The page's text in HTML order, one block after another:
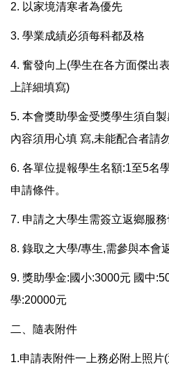
2. 以家境清寒者為優先
3. 學業成績必須每科都及格
4. 奮發向上(學生在各方面傑出
上詳細填寫)
5. 本會獎助學金受獎學生須自
內容須用心填 寫,未能配合者請
6. 各單位提報學生名額:1至5名
申請條件。
7. 申請之大學生需簽立返鄉服
8. 錄取之大學/專生,需參與本會
9. 獎助學金:國小:3000元 國中
學:20000元
二、隨表附件
1.申請表附件一上務必附上照片